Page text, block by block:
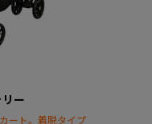
ー
ート。着脱タイプ